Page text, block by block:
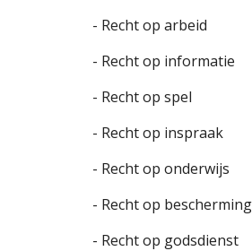
- Recht op arbeid
- Recht op informatie
- Recht op spel
- Recht op inspraak
- Recht op onderwijs
- Recht op bescherming
- Recht op godsdienst